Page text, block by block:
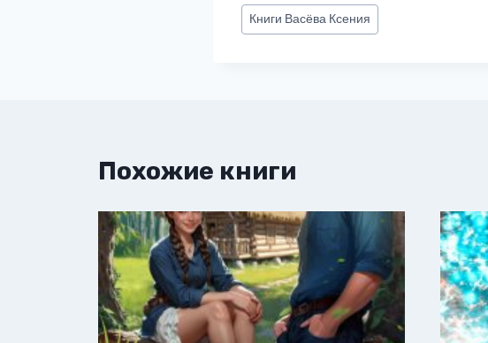
Метки
записи:
Книги Васёва Ксения
Похожие книги